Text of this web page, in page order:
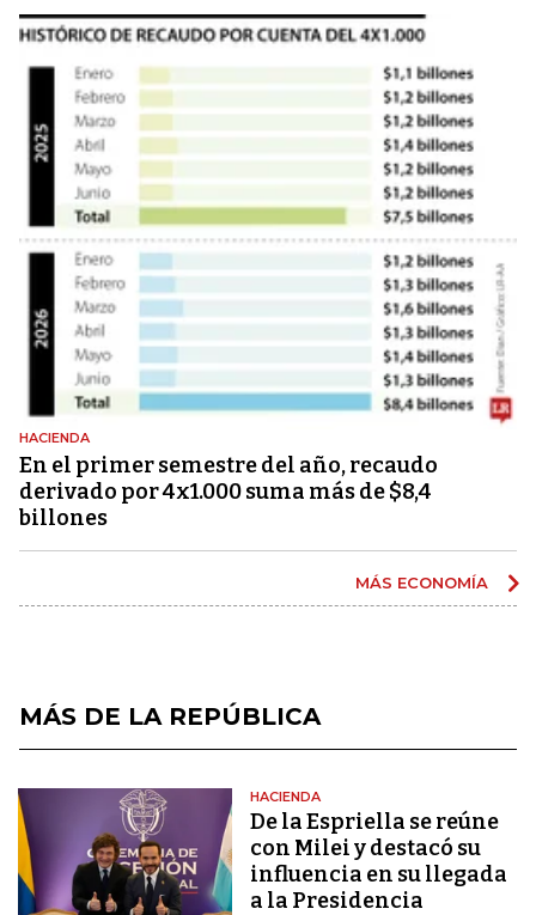
HACIENDA
En el primer semestre del año, recaudo
derivado por 4x1.000 suma más de $8,4
billones
MÁS ECONOMÍA
MÁS DE LA REPÚBLICA
HACIENDA
De la Espriella se reúne
con Milei y destacó su
influencia en su llegada
a la Presidencia